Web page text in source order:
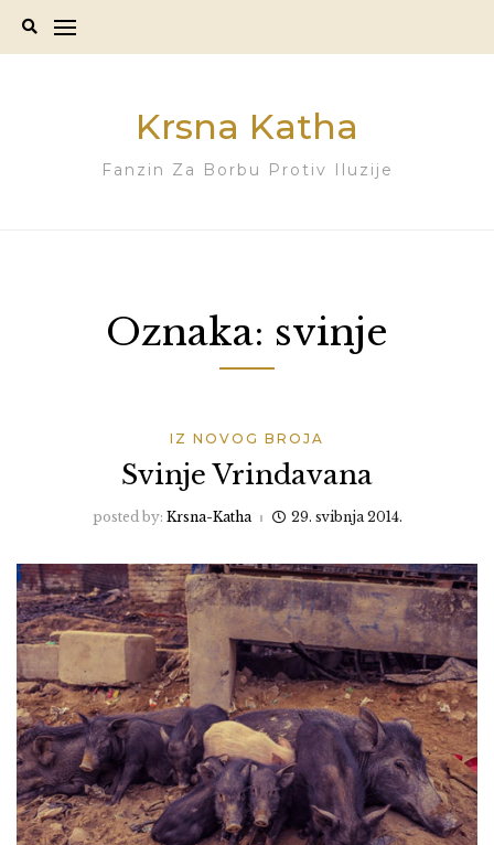
Krsna Katha
Fanzin Za Borbu Protiv Iluzije
Oznaka: svinje
IZ NOVOG BROJA
Svinje Vrindavana
posted by: Krsna-Katha 29. svibnja 2014.